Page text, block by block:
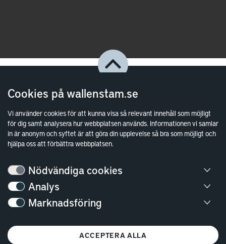
Cookies på wallenstam.se
Vi använder cookies för att kunna visa så relevant innehåll som möjligt
för dig samt analysera hur webbplatsen används. Informationen vi samlar
in är anonym och syftet är att göra din upplevelse så bra som möjligt och
hjälpa oss att förbättra webbplatsen.
Nödvändiga cookies
Analys
Marknadsföring
ACCEPTERA ALLA
Bostäder
Bostadskö
Vanliga frågor